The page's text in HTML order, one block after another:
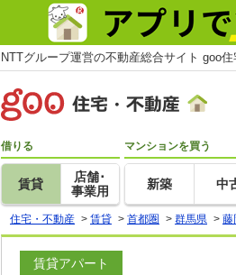
NTTグループ運営の不動産総合サイト goo
借りる
賃貸
店舗･
事業用
マンションを買う
新築 中
住宅・不動産 > 賃貸 > 首都圏 > 群馬県 > 藤
賃貸アパート